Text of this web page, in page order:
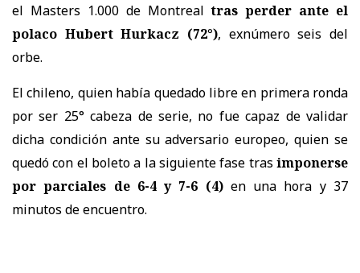
el Masters 1.000 de Montreal tras perder ante el
polaco Hubert Hurkacz (72°), exnúmero seis del
orbe.
El chileno, quien había quedado libre en primera ronda
por ser 25° cabeza de serie, no fue capaz de validar
dicha condición ante su adversario europeo, quien se
quedó con el boleto a la siguiente fase tras imponerse
por parciales de 6-4 y 7-6 (4)en una hora y 37
minutos de encuentro.